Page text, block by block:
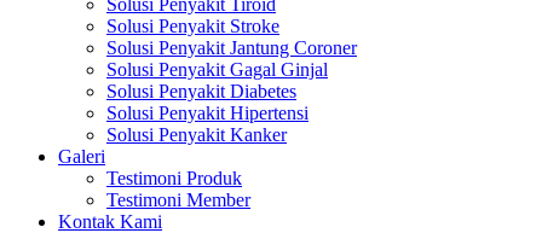
Solusi Penyakit Stroke
Solusi Penyakit Jantung Coroner
Solusi Penyakit Gagal Ginjal
Solusi Penyakit Diabetes
Solusi Penyakit Hipertensi
Solusi Penyakit Kanker
Galeri
Testimoni Produk
Testimoni Member
Kontak Kami